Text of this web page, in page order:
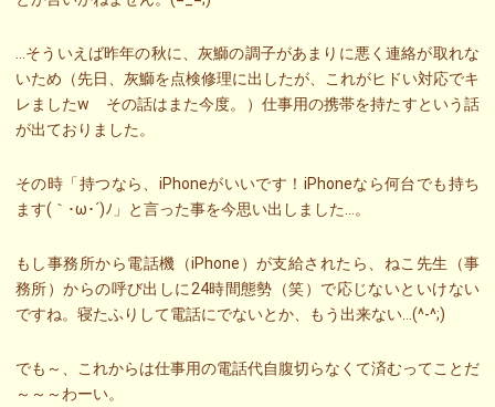
…そういえば昨年の秋に、灰鰤の調子があまりに悪く連絡が取れな
いため（先日、灰鰤を点検修理に出したが、これがヒドい対応でキ
レましたw その話はまた今度。）仕事用の携帯を持たすという話
が出ておりました。
その時「持つなら、iPhoneがいいです！iPhoneなら何台でも持ち
ます(｀･ω･´)ﾉ」と言った事を今思い出しました…。
もし事務所から電話機（iPhone）が支給されたら、ねこ先生（事
務所）からの呼び出しに24時間態勢（笑）で応じないといけない
ですね。寝たふりして電話にでないとか、もう出来ない…(^-^;)
でも～、これからは仕事用の電話代自腹切らなくて済むってことだ
～～～わーい。